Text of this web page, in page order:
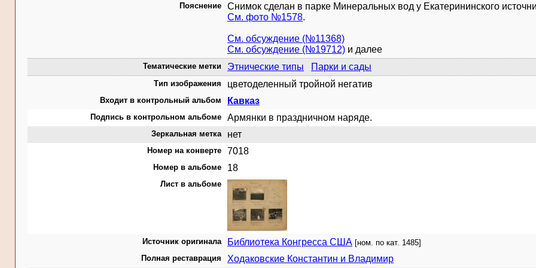
Пояснение
Снимок сделан в парке Минеральных вод у Екатерининского
См. фото №1578.
См. обсуждение (№11368)
См. обсуждение (№19712) и далее
Тематические метки Этнические типы Парки и сады
Тип изображения цветоделенный тройной негатив
Входит в контрольный альбом Кавказ
Подпись в контрольном альбоме Армянки в праздничном наряде.
Зеркальная метка нет
Номер на конверте 7018
Номер в альбоме 18
Лист в альбоме
Источник оригинала Библиотека Конгресса США [ном. по кат. 1485]
Полная реставрация
Ходаковские Константин и Владимир